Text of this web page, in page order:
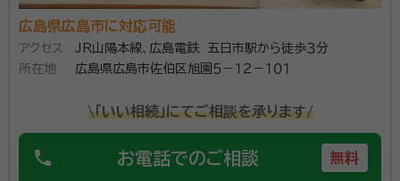
広島県広島市に対応可能
アクセス
JR山陽本線、広島電鉄 五日市駅から徒歩３分
所在地
広島県広島市佐伯区旭園５－１２－１０１
\「いい相続」にてご相談を承ります/
phone お電話でのご相談 無料